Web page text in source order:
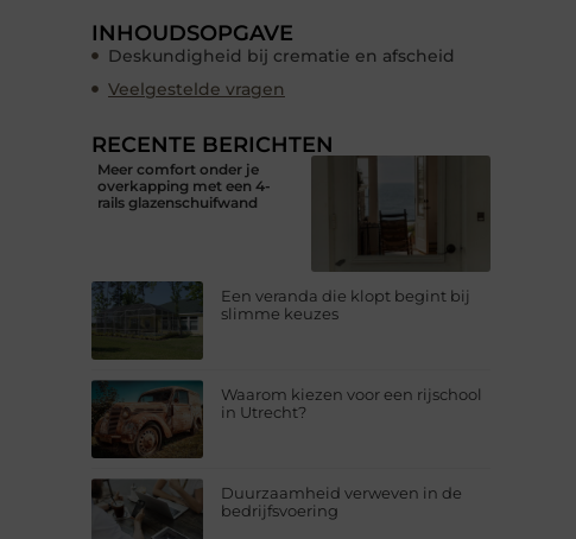
INHOUDSOPGAVE
Deskundigheid bij crematie en afscheid
Veelgestelde vragen
RECENTE BERICHTEN
Meer comfort onder je
overkapping met een 4-
rails glazenschuifwand
Een veranda die klopt begint bij
slimme keuzes
Waarom kiezen voor een rijschool
in Utrecht?
Duurzaamheid verweven in de
bedrijfsvoering